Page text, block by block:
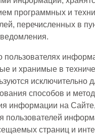
программных и
перечисленных в
пользователях
и хранимые в
исключительно
способов и
информации на
пользователей
страниц и